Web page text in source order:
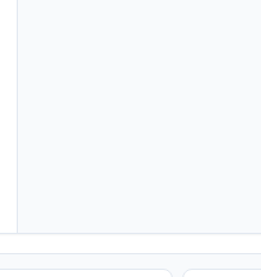
pencahayaan dramatis.
dan garis bersih.
dan tekstur pensil.